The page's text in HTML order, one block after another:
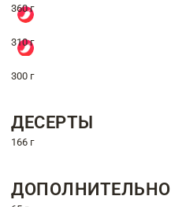
360 г
310 г
300 г
ДЕСЕРТЫ
166 г
ДОПОЛНИТЕЛЬНО